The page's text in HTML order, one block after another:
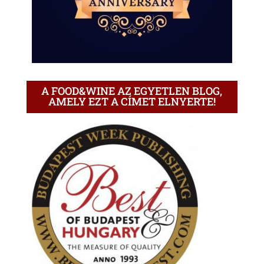
A FOOD&WINE AZ EGYETLEN BLOG,
AMELY EZT A CÍMET ELNYERTE!